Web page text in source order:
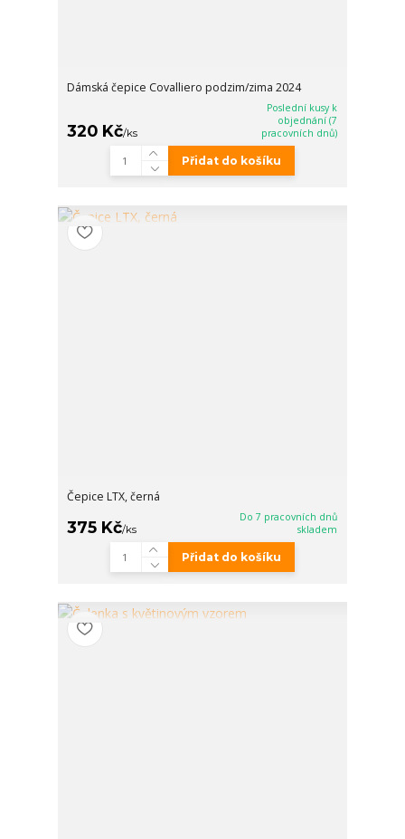
Dámská čepice Covalliero podzim/zima 2024
320 Kč/ks
Poslední kusy k
objednání (7
pracovních dnů)
Přidat do košíku
Čepice LTX, černá
375 Kč/ks
Do 7 pracovních dnů
skladem
Přidat do košíku